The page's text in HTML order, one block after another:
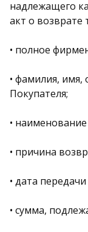
надлежащего
акт о возврате
• полное
• фамилия, имя,
Покупателя;
•
• причина
• дата
• сумма,